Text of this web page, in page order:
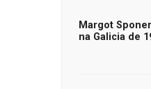
Margot
na Galicia de